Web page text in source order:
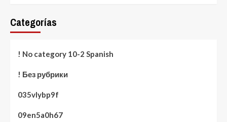
Categorías
! No category 10-2 Spanish
! Без рубрики
035vlybp9f
09en5a0h67